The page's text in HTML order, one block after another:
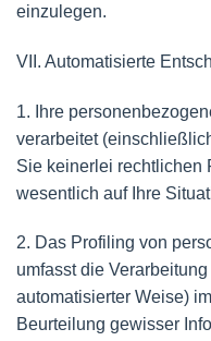
einzulegen.
VII. Automatisierte
1. Ihre
verarbeitet
Sie keinerlei rechtlichen
wesentlich auf Ihre
2. Das Profiling von
umfasst die
automatisierter Weise)
Beurteilung gewisser